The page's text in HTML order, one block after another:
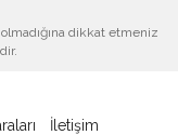
dikkat etmeniz
İletişim